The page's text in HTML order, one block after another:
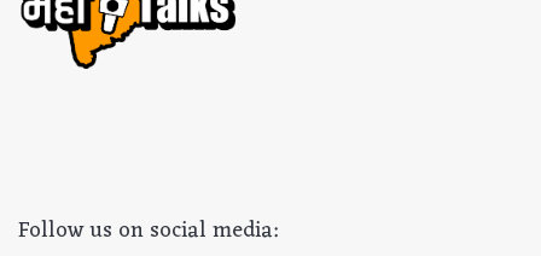
Follow us on social media: